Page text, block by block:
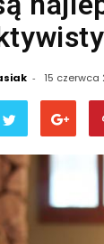
- 15 czerwca